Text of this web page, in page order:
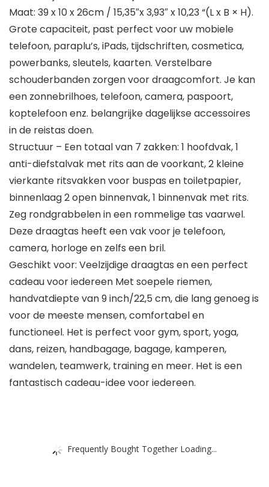
Maat: 39 x 10 x 26cm / 15,35″x 3,93″ x 10,23 “(L x B × H).
Grote capaciteit, past perfect voor uw mobiele
telefoon, paraplu’s, iPads, tijdschriften, cosmetica,
powerbanks, sleutels, kaarten. Verstelbare
schouderbanden zorgen voor draagcomfort. Je kan
een zonnebrilhoes, telefoon, camera, paspoort,
koptelefoon enz. belangrijke dagelijkse accessoires
in de reistas doen.
Structuur – Een totaal van 7 zakken: 1 hoofdvak, 1
anti-diefstalvak met rits aan de voorkant, 2 kleine
vierkante ritsvakken voor buspas en toiletpapier,
binnenlaag 2 open binnenvak, 1 binnenvak met rits.
Zeg rondgrabbelen in een rommelige tas vaarwel.
Deze draagtas heeft een vak voor je telefoon,
camera, horloge en zelfs een bril.
Geschikt voor: Veelzijdige draagtas en een perfect
cadeau voor iedereen Met soepele riemen,
handvatdiepte van 9 inch/22,5 cm, die lang genoeg is
voor de meeste mensen, comfortabel en
functioneel. Het is perfect voor gym, sport, yoga,
dans, reizen, handbagage, bagage, kamperen,
wandelen, teamwerk, training en meer. Het is een
fantastisch cadeau-idee voor iedereen.
Frequently Bought Together Loading...